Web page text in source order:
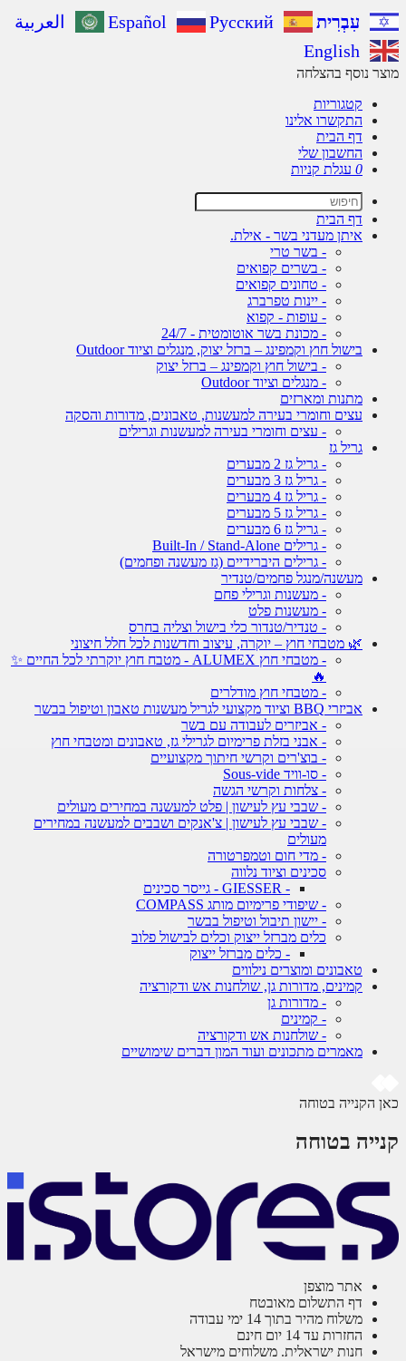
עִבְרִית Español Русский
العربية
English
נוסף בהצלחה
קטגוריות
התקשרו אלינו
דף הבית
החשבון שלי
עגלת קניות
דף הבית
איתן מעדני בשר - אילת.
- בשר טרי
- בשרים קפואים
- טחונים קפואים
- יינות טפרברג
- עופות - קפוא
- מכונת בשר אוטומטית - 24/7
בישול חוץ וקמפינג – ברזל יצוק, מנגלים וציוד Outdoor
- בישול חוץ וקמפינג – ברזל יצוק
- מנגלים וציוד Outdoor
מתנות ומארזים
עצים וחומרי בעירה למעשנות, טאבונים, מדורות והסקה
- עצים וחומרי בעירה למעשנות וגרילים
גריל גז
- גריל גז 2 מבערים
- גריל גז 3 מבערים
- גריל גז 4 מבערים
- גריל גז 5 מבערים
- גריל גז 6 מבערים
- גרילים Built-In / Stand-Alone
- גרילים היברידיים (גז מעשנה ופחמים)
מעשנה/מנגל פחמים/טנדיר
- מעשנות וגרילי פחם
- מעשנות פלט
- טנדיר/טנדור כלי בישול וצליה בחרס
🌿 מטבחי חוץ – יוקרה, עיצוב וחדשנות לכל חלל חיצוני
- מטבחי חוץ ALUMEX - מטבח חוץ יוקרתי לכל החיים ✨
- מטבחי חוץ מודלרים
אביזרי BBQ וציוד מקצועי לגריל מעשנות טאבון וטיפול בבשר
- אביזרים לעבודה עם בשר
- אבני בזלת פרימיום לגרילי גז, טאבונים ומטבחי חוץ
- בוצ'רים וקרשי חיתוך מקצועיים
- סו-וויד Sous-vide
- צלחות וקרשי הגשה
- שבבי עץ לעישון | פלט למעשנה במחירים מעולים
- שבבי עץ לעישון | צ'אנקים ושבבים למעשנה במחירים
מעולים
- מדי חום וטמפרטורה
סכינים וציוד נלווה
- שיפודי פרימיום מותג COMPASS
- יישון תיבול וטיפול בבשר
כלים מברזל ייצוק וכלים לבישול פלוב
- כלים מברזל ייצוק
טאבונים ומוצרים נילווים
קמינים, מדורות גן, שולחנות אש ודקורציה
- מדורות גן
- קמינים
- שולחנות אש ודקורציה
מאמרים מתכונים ועוד המון דברים שימושיים
הקנייה בטוחה
בטוחה
אתר מוצפן
דף התשלום מאובטח
משלוח מהיר בתוך 14 ימי עבודה
החזרות עד 14 יום חינם
חנות ישראלית. משלוחים מישראל